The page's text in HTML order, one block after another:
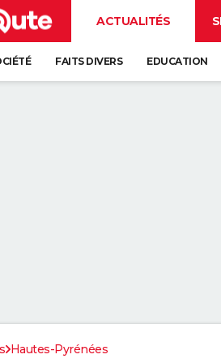
ACTUALITÉS
FAITS DIVERS EDUCATION
Hautes-Pyrénées